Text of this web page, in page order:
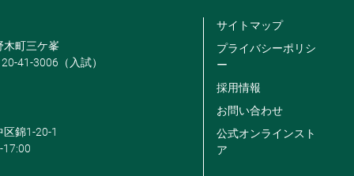
木町三ケ峯
41-3006（入試）
錦1-20-1
17:00
サイトマップ
プライバシーポリシ
ー
採用情報
お問い合わせ
公式オンラインスト
ア